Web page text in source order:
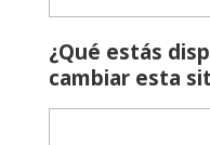
¿Qué estás
cambiar esta